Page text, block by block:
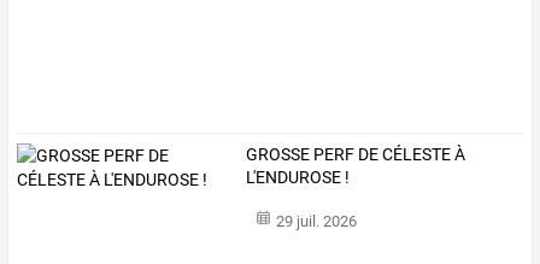
GROSSE PERF DE CÉLESTE À
L'ENDUROSE !
29 juil. 2026